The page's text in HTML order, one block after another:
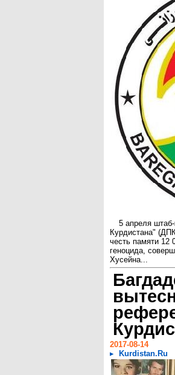
5 апреля
Курдистана"
честь памяти 12
геноцида,
Хусейна...
2017-08-14
Kurdistan.Ru